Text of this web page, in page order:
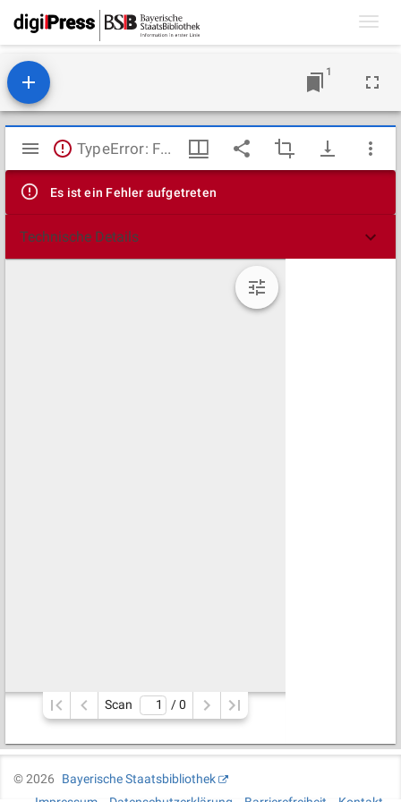
1
Mirador
Viewer
TypeError: Failed to fetch
Es ist ein Fehler aufgetreten
Technische Details
Scan / 0
©2026
Bayerische Staatsbibliothek